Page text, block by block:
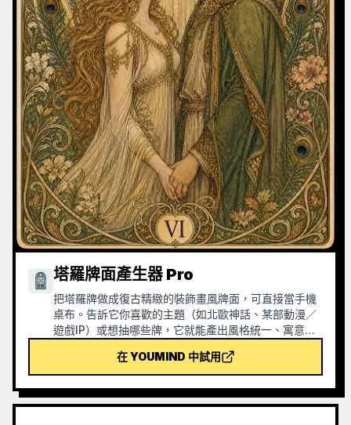
塔羅牌面產生器 Pro
把塔羅牌做成復古精緻的裝飾畫風牌面，可直接當手機
桌布。告訴它你喜歡的主題（如北歐神話、某部動漫／
遊戲IP）或想抽哪些牌，它就能產出風格統一、寓意精
精緻耐看、沒有粗糙的AI塑膠感。可配合YouMind定時
任務實現每天早上自動抽牌＋解讀（需自行設定定時任
務）。
在 YOUMIND 中試用